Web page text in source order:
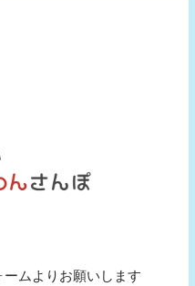
ムよりお願いします